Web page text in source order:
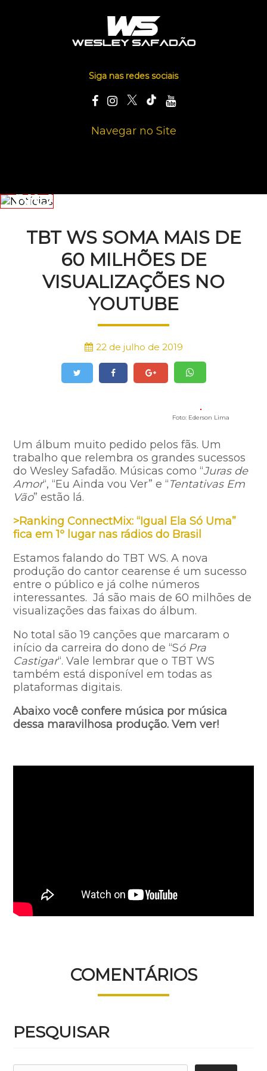
Siga nas redes sociais
Navegar no Site
NOTÍCIAS
TBT WS SOMA MAIS DE
60 MILHÕES DE
VISUALIZAÇÕES NO
YOUTUBE
22 de julho de 2019
Foto: Ederson Lima
Um álbum muito pedido pelos fãs. Um
trabalho que relembra os grandes sucessos
do Wesley Safadão. Músicas como “Juras de
Amor“, “Eu Ainda vou Ver” e “Tentativas Em
Vão” estão lá.
>Ranking ConnectMix: “Igual Ela Só Uma”
fica em 1º lugar nas rádios do Brasil
Estamos falando do TBT WS. A nova
produção do cantor cearense é um sucesso
entre o público e já colhe números
interessantes. Já são mais de 60 milhões de
visualizações das faixas do álbum.
No total são 19 canções que marcaram o
início da carreira do dono de “Só Pra
Castigar“. Vale lembrar que o TBT WS
também está disponível em todas as
plataformas digitais.
Abaixo você confere música por música
dessa maravilhosa produção. Vem ver!
COMENTÁRIOS
PESQUISAR